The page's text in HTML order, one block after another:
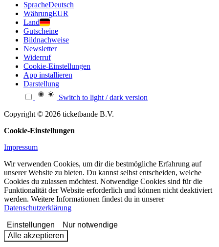
SpracheDeutsch
WährungEUR
Land
Gutscheine
Bildnachweise
Newsletter
Widerruf
Cookie-Einstellungen
App installieren
Darstellung
Switch to light / dark version
Copyright © 2026 ticketbande B.V.
Cookie-Einstellungen
Impressum
Wir verwenden Cookies, um dir die bestmögliche Erfahrung auf
unserer Website zu bieten. Du kannst selbst entscheiden, welche
Cookies du zulassen möchtest. Notwendige Cookies sind für die
Funktionalität der Website erforderlich und können nicht deaktiviert
werden. Weitere Informationen findest du in unserer
Datenschutzerklärung
Einstellungen
Nur notwendige
Alle akzeptieren